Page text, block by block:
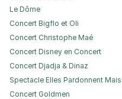
Le Dôme
Concert Bigflo et Oli
Concert Christophe Maé
Concert Disney en Concert
Concert Djadja & Dinaz
Spectacle Elles Pardonnent
Concert Goldmen